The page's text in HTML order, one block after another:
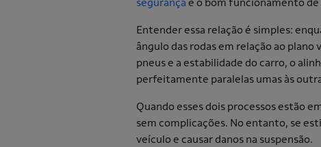
Entender essa relação é simples:
ângulo das rodas em relação ao
pneus e a estabilidade do carro, o
perfeitamente paralelas umas às
Quando esses dois processos estão
sem complicações. No entanto, se
veículo e causar danos na suspensão.